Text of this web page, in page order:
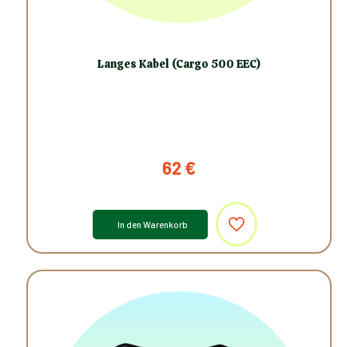
Langes Kabel (Cargo 500 EEC)
62€
In den Warenkorb